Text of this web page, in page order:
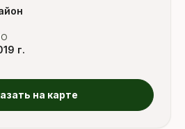
г.
на карте